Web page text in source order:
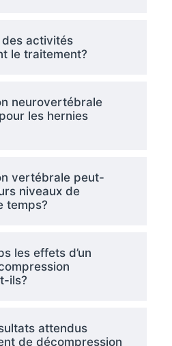
activités
le traitement?
neurovertébrale
les hernies
vertébrale peut-
niveaux de
temps?
les effets d’un
ils?
attendus
de décompression